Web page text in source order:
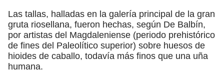
Las tallas, halladas en la galería principal de la gran
gruta riosellana, fueron hechas, según De Balbín,
por artistas del Magdaleniense (periodo prehistórico
de fines del Paleolítico superior) sobre huesos de
hioides de caballo, todavía más finos que una uña
humana.